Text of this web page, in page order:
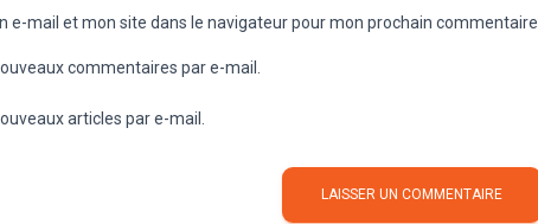
e-mail et mon site dans le navigateur pour mon prochain commentaire.
commentaires par e-mail.
articles par e-mail.